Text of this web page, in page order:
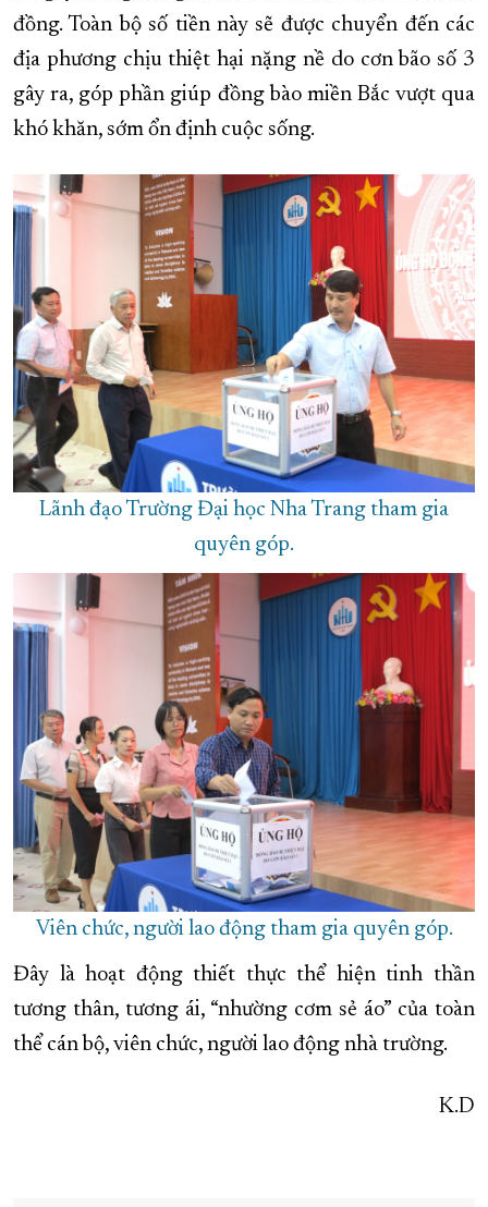
đồng. Toàn bộ số tiền này sẽ được chuyển đến các
địa phương chịu thiệt hại nặng nề do cơn bão số 3
gây ra, góp phần giúp đồng bào miền Bắc vượt qua
khó khăn, sớm ổn định cuộc sống.
Lãnh đạo Trường Đại học Nha Trang tham gia
quyên góp.
Viên chức, người lao động tham gia quyên góp.
Đây là hoạt động thiết thực thể hiện tinh thần
tương thân, tương ái, “nhường cơm sẻ áo” của toàn
thể cán bộ, viên chức, người lao động nhà trường.
K.D